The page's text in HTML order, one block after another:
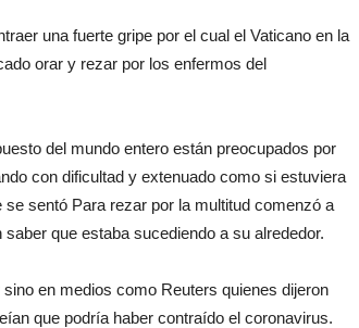
una fuerte gripe por el cual el Vaticano en la
orar y rezar por los enfermos del
del mundo entero están preocupados por
con dificultad y extenuado como si estuviera
sentó Para rezar por la multitud comenzó a
que estaba sucediendo a su alrededor.
en medios como Reuters quienes dijeron
que podría haber contraído el coronavirus.